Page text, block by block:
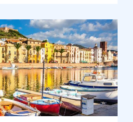
klantenservice. Neem contact
compleet aanbod met
te ontvangen. De Tour kan
aangepast.